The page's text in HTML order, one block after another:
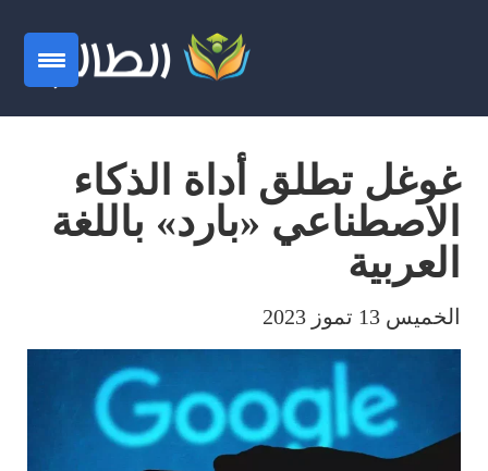
غوغل تطلق أداة الذكاء
الاصطناعي «بارد» باللغة
العربية
الخميس 13 تموز 2023